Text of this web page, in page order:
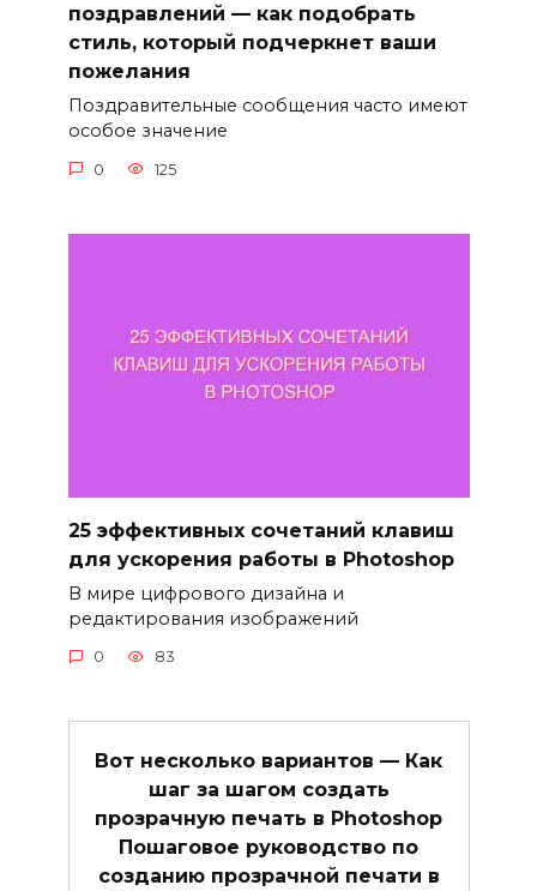
поздравлений — как подобрать
стиль, который подчеркнет ваши
пожелания
Поздравительные сообщения часто имеют
особое значение
0 125
25 эффективных сочетаний клавиш
для ускорения работы в Photoshop
В мире цифрового дизайна и
редактирования изображений
0 83
Вот несколько вариантов — Как
шаг за шагом создать
прозрачную печать в Photoshop
Пошаговое руководство по
созданию прозрачной печати в